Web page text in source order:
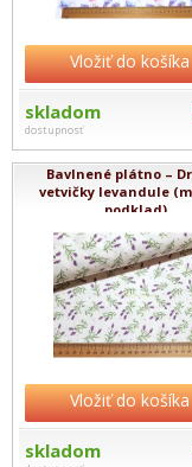
Vložiť do košíka
skladom
dostupnosť
Bavlnené plátno –
vetvičky levandule
podklad)
Vložiť do košíka
skladom